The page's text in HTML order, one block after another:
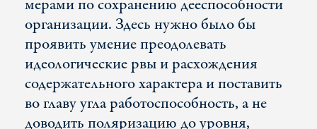
мерами по сохранению дееспособности
организации. Здесь нужно было бы
проявить умение преодолевать
идеологические рвы и расхождения
содержательного характера и поставить
во главу угла работоспособность, а не
доводить поляризацию до уровня,